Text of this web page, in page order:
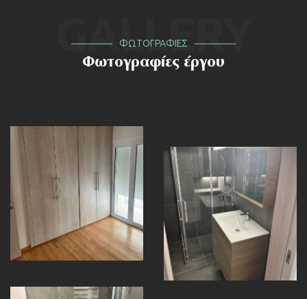
GALLERY
ΦΩΤΟΓΡΑΦΙΕΣ
Φωτογραφίες έργου